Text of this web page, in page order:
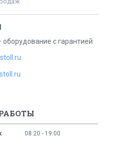
оборудование с гарантией
08:20 19:00